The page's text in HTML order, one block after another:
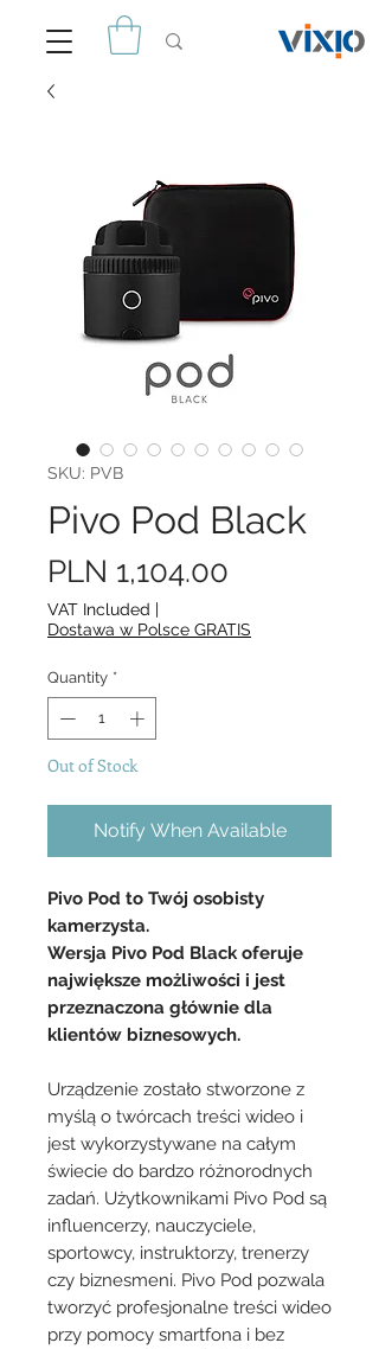
SKU: PVB
Pivo Pod Black
PLN 1,104.00
VAT Included |
Dostawa w Polsce GRATIS
Quantity *
Out of Stock
Notify When Available
Pivo Pod to Twój osobisty
kamerzysta.
Wersja Pivo Pod Black oferuje
największe możliwości i jest
przeznaczona głównie dla
klientów biznesowych.
Urządzenie zostało stworzone z
myślą o twórcach treści wideo i
jest wykorzystywane na całym
świecie do bardzo różnorodnych
zadań. Użytkownikami Pivo Pod są
influencerzy, nauczyciele,
sportowcy, instruktorzy, trenerzy
czy biznesmeni. Pivo Pod pozwala
tworzyć profesjonalne treści wideo
przy pomocy smartfona i bez